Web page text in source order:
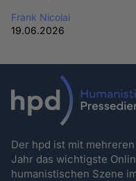
Frank Nicolai
19.06.2026
Der hpd ist mit
Jahr das wichtigste
humanistischen Szene